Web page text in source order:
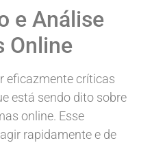
e Análise
Online
eficazmente críticas
está sendo dito sobre
online. Esse
rapidamente e de